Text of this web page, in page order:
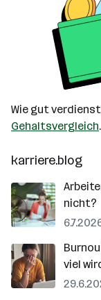
Wie gut
Gehaltsvergleich.
karriere.blog
nicht?
viel